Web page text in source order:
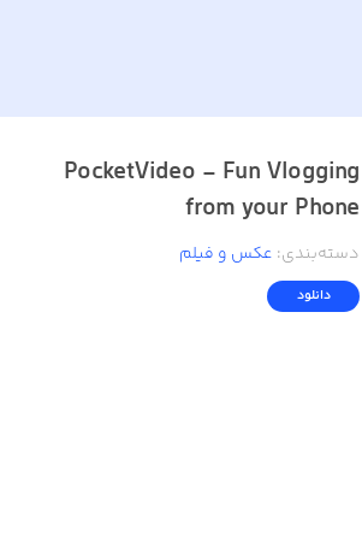
PocketVideo - Fun Vlogging
from your Phone
دسته‌بندی: عکس و فیلم
دانلود